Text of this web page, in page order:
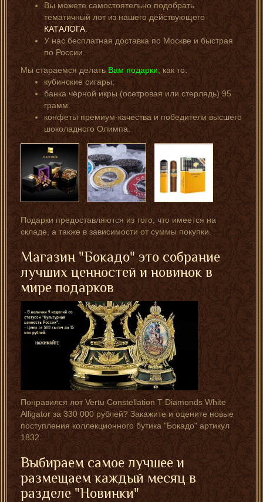
Вы можете самостоятельно подобрать
тематичный лот из нашего действующего
КАТАЛОГА
У нас бесплатная доставка по Москве и быстрая
по России.
Мы стараемся делать Вам подарки,как то:
кубинские сигары;
банка чёрной икры (осетровая или стерлядь) 95
грамм.
конфеты премиум-качества и победители высшего
шоколадного Олимпа.
Подарки предоставляются из того, что имеется на
складе, а также в зависимости от суммы покупки.
Магазин "Бокадо" это собрание
лучших ценностей и новинок в
мире подарков
Понравился лот Vertu Constellation T Diamonds White
Alligator за 330 000 рублей? Закажите и оцените новые
поступления коллекционного бутика "Бокадо" артикул
1832.
Выбираем самое лучшее и
размещаем каждый месяц в
разделе "Новинки"